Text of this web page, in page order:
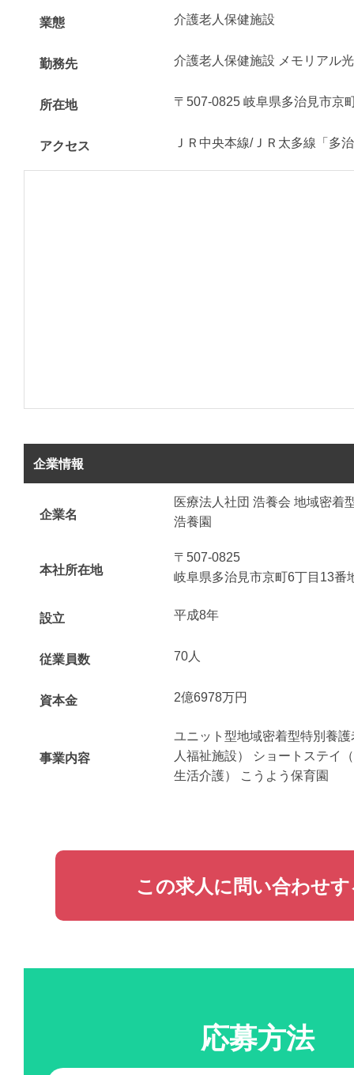
業態 介護老人保健施設
勤務先 介護老人保健施設 メモリアル
所在地 〒507-0825 岐阜県多治見市京
アクセス ＪＲ中央本線/ＪＲ太多線「多
企業情報
企業名
医療法人社団 浩養会 地域密着
浩養園
本社所在地
〒507-0825
岐阜県多治見市京町6丁目13番
設立 平成8年
従業員数 70人
資本金 2億6978万円
事業内容
ユニット型地域密着型特別養
人福祉施設） ショートステイ
生活介護） こうよう保育園
この求人に問い合わせ
応募方法